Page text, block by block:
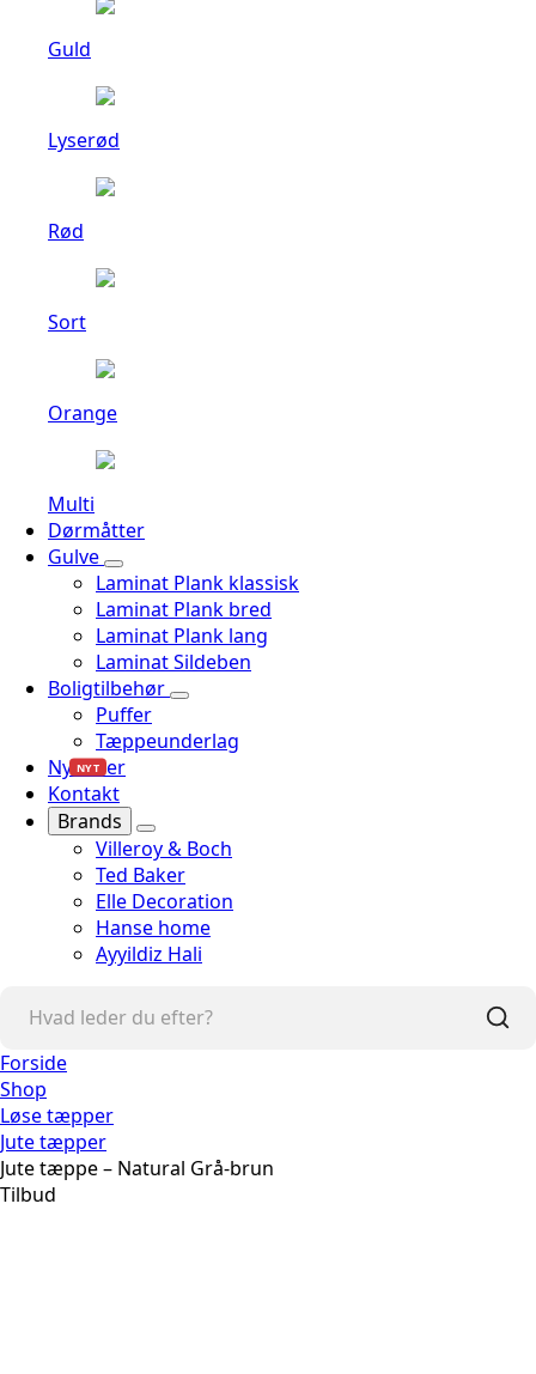
Guld
Lyserød
Rød
Sort
Orange
Multi
Dørmåtter
Gulve
Laminat Plank klassisk
Laminat Plank bred
Laminat Plank lang
Laminat Sildeben
Boligtilbehør
Puffer
Tæppeunderlag
Nyheder
NYT
Kontakt
Brands
Villeroy & Boch
Ted Baker
Elle Decoration
Hanse home
Ayyildiz Hali
Forside
Shop
Løse tæpper
Jute tæpper
Jute tæppe – Natural Grå-brun
Tilbud